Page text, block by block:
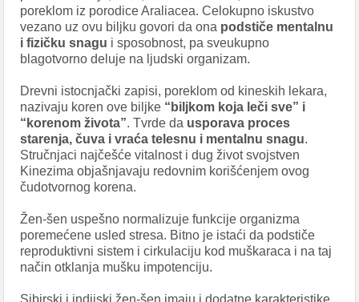
poreklom iz porodice Araliacea. Celokupno iskustvo
vezano uz ovu biljku govori da ona podstiče mentalnu
i fizičku snagu i sposobnost, pa sveukupno
blagotvorno deluje na ljudski organizam.
Drevni istocnjački zapisi, poreklom od kineskih lekara,
nazivaju koren ove biljke “biljkom koja leči sve” i
“korenom života”. Tvrde da usporava proces
starenja, čuva i vraća telesnu i mentalnu snagu.
Stručnjaci najčešće vitalnost i dug život svojstven
Kinezima objašnjavaju redovnim korišćenjem ovog
čudotvornog korena.
Žen-šen uspešno normalizuje funkcije organizma
poremećene usled stresa. Bitno je istaći da podstiče
reproduktivni sistem i cirkulaciju kod muškaraca i na taj
način otklanja mušku impotenciju.
Sibirski i indijski žen-šen imaju i dodatne karakteristike.